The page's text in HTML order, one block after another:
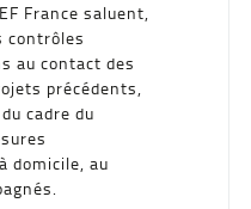
France saluent,
contrôles
au contact des
précédents,
cadre du
domicile, au